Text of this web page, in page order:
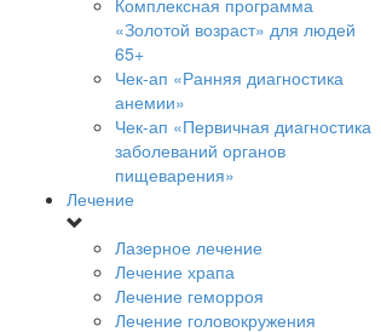
Комплексная программа
«Золотой возраст» для людей
65+
Чек-ап «Ранняя диагностика
анемии»
Чек-ап «Первичная диагностика
заболеваний органов
пищеварения»
Лечение
Лазерное лечение
Лечение храпа
Лечение геморроя
Лечение головокружения